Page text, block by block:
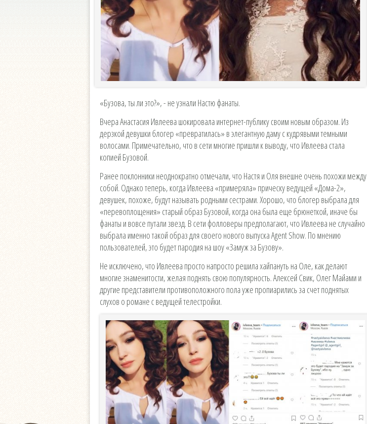
«Бузова, ты ли это?», - не узнали Настю фанаты.
Вчера Анастасия Ивлеева шокировала интернет-публику своим новым образом. Из
дерзкой девушки блогер «превратилась» в элегантную даму с кудрявыми темными
волосами. Примечательно, что в сети многие пришли к выводу, что Ивлеева стала
копией Бузовой.
Ранее поклонники неоднократно отмечали, что Настя и Оля внешне очень похожи между
собой. Однако теперь, когда Ивлеева «примеряла» прическу ведущей «Дома-2»,
девушек, похоже, будут называть родными сестрами. Хорошо, что блогер выбрала для
«перевоплощения» старый образ Бузовой, когда она была еще брюнеткой, иначе бы
фанаты и вовсе путали звезд. В сети фолловеры предполагают, что Ивлеева не случайно
выбрала именно такой образ для своего нового выпуска Agent Show. По мнению
пользователей, это будет пародия на шоу «Замуж за Бузову».
Не исключено, что Ивлеева просто напросто решила хайпануть на Оле, как делают
многие знаменитости, желая поднять свою популярность. Алексей Свик, Олег Майами и
другие представители противоположного пола уже пропиарились за счет поднятых
слухов о романе с ведущей телестройки.